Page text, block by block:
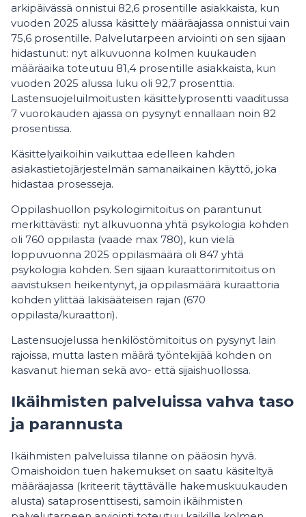
arkipäivässä onnistui 82,6 prosentille asiakkaista, kun
vuoden 2025 alussa käsittely määräajassa onnistui vain
75,6 prosentille. Palvelutarpeen arviointi on sen sijaan
hidastunut: nyt alkuvuonna kolmen kuukauden
määräaika toteutuu 81,4 prosentille asiakkaista, kun
vuoden 2025 alussa luku oli 92,7 prosenttia.
Lastensuojeluilmoitusten käsittelyprosentti vaaditussa
7 vuorokauden ajassa on pysynyt ennallaan noin 82
prosentissa.
Käsittelyaikoihin vaikuttaa edelleen kahden
asiakastietojärjestelmän samanaikainen käyttö, joka
hidastaa prosesseja.
Oppilashuollon psykologimitoitus on parantunut
merkittävästi: nyt alkuvuonna yhtä psykologia kohden
oli 760 oppilasta (vaade max 780), kun vielä
loppuvuonna 2025 oppilasmäärä oli 847 yhtä
psykologia kohden. Sen sijaan kuraattorimitoitus on
aavistuksen heikentynyt, ja oppilasmäärä kuraattoria
kohden ylittää lakisääteisen rajan (670
oppilasta/kuraattori).
Lastensuojelussa henkilöstömitoitus on pysynyt lain
rajoissa, mutta lasten määrä työntekijää kohden on
kasvanut hieman sekä avo- että sijaishuollossa.
Ikäihmisten palveluissa vahva taso
ja parannusta
Ikäihmisten palveluissa tilanne on pääosin hyvä.
Omaishoidon tuen hakemukset on saatu käsiteltyä
määräajassa (kriteerit täyttävälle hakemuskuukauden
alusta) sataprosenttisesti, samoin ikäihmisten